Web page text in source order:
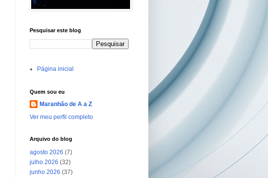
Pesquisar este blog
Página inicial
Quem sou eu
Maranhão de A a Z
Ver meu perfil completo
Arquivo do blog
agosto 2026 (7)
julho 2026 (32)
junho 2026 (37)